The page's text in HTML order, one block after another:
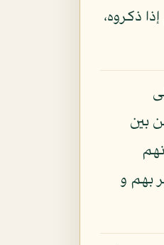
ذكروه،
بين
بهم و